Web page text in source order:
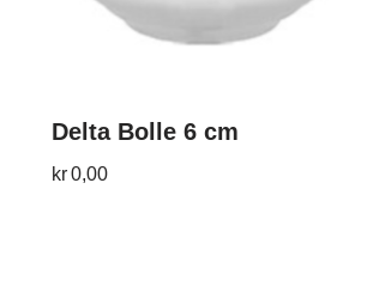
Delta Bolle 6 cm
kr0,00